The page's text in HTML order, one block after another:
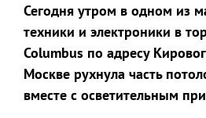
Сегодня утром в одном из
техники и электроники в
Columbus по адресу
Москве рухнула часть
вместе с осветительным